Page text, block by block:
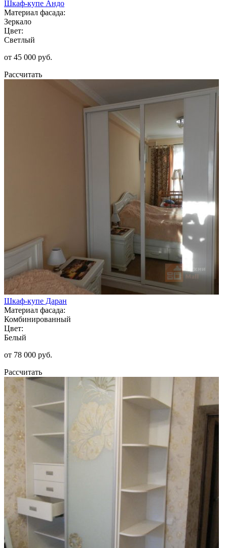
Шкаф-купе Андо
Материал фасада:
Зеркало
Цвет:
Светлый
от 45 000 руб.
Рассчитать
Шкаф-купе Даран
Материал фасада:
Комбинированный
Цвет:
Белый
от 78 000 руб.
Рассчитать